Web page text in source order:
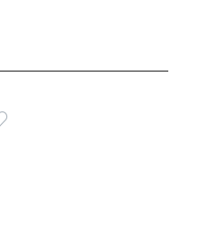
Dodaj do ulubionych